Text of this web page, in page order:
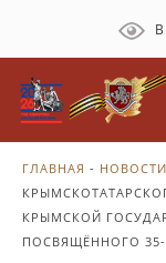
содержимому
ГЛАВНАЯ - НОВОСТИ
КРЫМСКОЙ
ПОСВЯЩЁННОГО